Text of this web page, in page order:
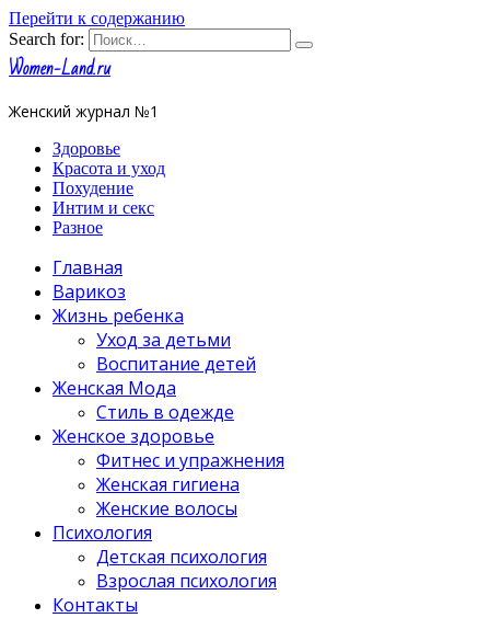
Перейти к содержанию
Search for:
Women-Land.ru
Женский журнал №1
Здоровье
Красота и уход
Похудение
Интим и секс
Разное
Главная
Варикоз
Жизнь ребенка
Уход за детьми
Воспитание детей
Женская Мода
Стиль в одежде
Женское здоровье
Фитнес и упражнения
Женская гигиена
Женские волосы
Психология
Детская психология
Взрослая психология
Контакты